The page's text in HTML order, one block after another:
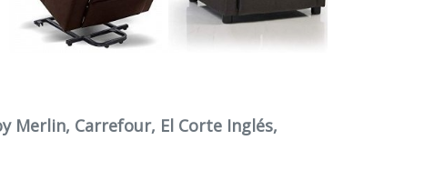
Merlin, Carrefour, El Corte Inglés,